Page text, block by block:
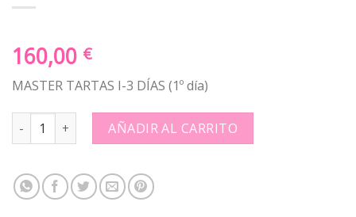
160,00 €
MASTER TARTAS I-3 DÍAS (1º día)
MASTER TARTAS I-3 DÍAS (1º día): quantity
AÑADIR AL CARRITO